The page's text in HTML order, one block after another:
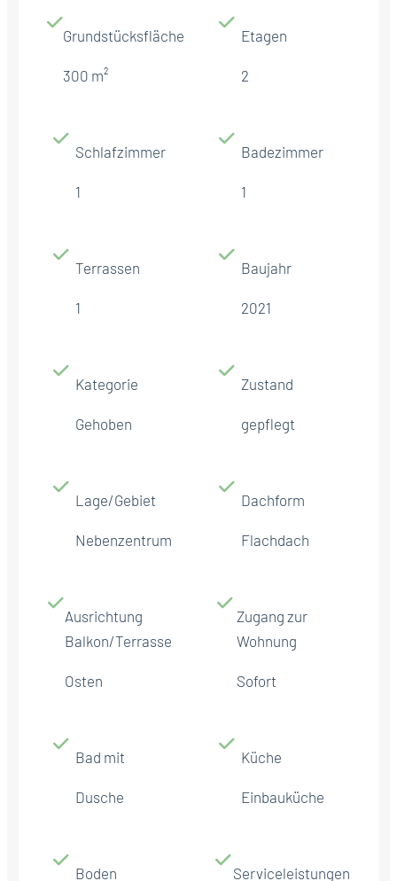
Grundstücksfläche
300 m²
Etagen
2
Schlafzimmer
1
Badezimmer
1
Terrassen
1
Baujahr
2021
Kategorie
Gehoben
Zustand
gepflegt
Lage/Gebiet
Nebenzentrum
Dachform
Flachdach
Ausrichtung
Balkon/Terrasse
Osten
Zugang zur
Wohnung
Sofort
Bad mit
Dusche
Küche
Einbauküche
Boden Serviceleistungen